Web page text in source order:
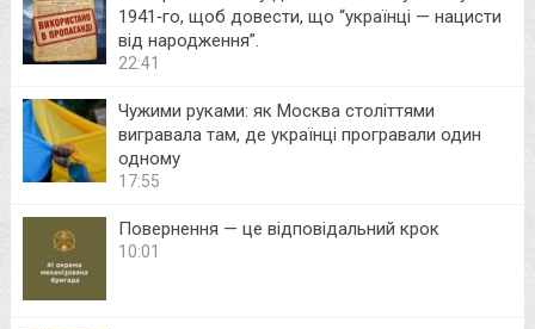
1941‑го, щоб довести, що “українці — нацисти
від народження”.
22:41
Чужими руками: як Москва століттями
вигравала там, де українці програвали один
одному
17:55
Повернення — це відповідальний крок
10:01